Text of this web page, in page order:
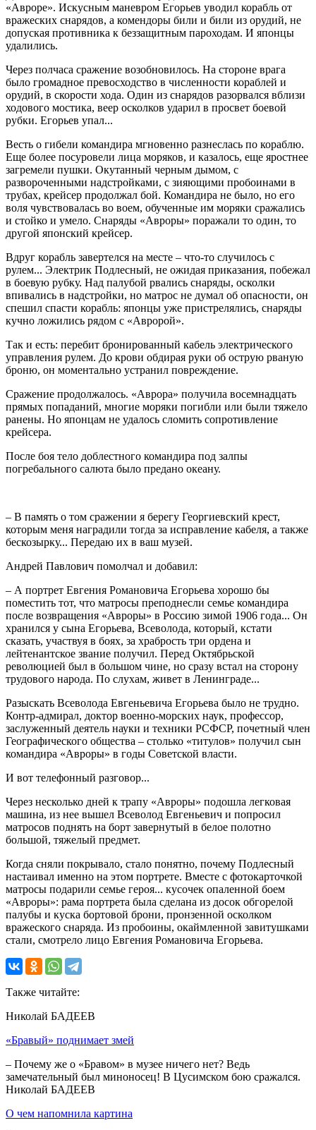
«Авроре». Искусным маневром Егорьев уводил корабль от
вражеских снарядов, а комендоры били и били из орудий, не
допуская противника к беззащитным пароходам. И японцы
удалились.
Через полчаса сражение возобновилось. На стороне врага
было громадное превосходство в численности кораблей и
орудий, в скорости хода. Один из снарядов разорвался вблизи
ходового мостика, веер осколков ударил в просвет боевой
рубки. Егорьев упал...
Весть о гибели командира мгновенно разнеслась по кораблю.
Еще более посуровели лица моряков, и казалось, еще яростнее
загремели пушки. Окутанный черным дымом, с
развороченными надстройками, с зияющими пробоинами в
трубах, крейсер продолжал бой. Командира не было, но его
воля чувствовалась во воем, обученные им моряки сражались
и стойко и умело. Снаряды «Авроры» поражали то один, то
другой японский крейсер.
Вдруг корабль завертелся на месте – что-то случилось с
рулем... Электрик Подлесный, не ожидая приказания, побежал
в боевую рубку. Над палубой рвались снаряды, осколки
впивались в надстройки, но матрос не думал об опасности, он
спешил спасти корабль: японцы уже пристрелялись, снаряды
кучно ложились рядом с «Авророй».
Так и есть: перебит бронированный кабель электрического
управления рулем. До крови обдирая руки об острую рваную
броню, он моментально устранил повреждение.
Сражение продолжалось. «Аврора» получила восемнадцать
прямых попаданий, многие моряки погибли или были тяжело
ранены. Но японцам не удалось сломить сопротивление
крейсера.
После боя тело доблестного командира под залпы
погребального салюта было предано океану.
– В память о том сражении я берегу Георгиевский крест,
которым меня наградили тогда за исправление кабеля, а также
бескозырку... Передаю их в ваш музей.
Андрей Павлович помолчал и добавил:
– А портрет Евгения Романовича Егорьева хорошо бы
поместить тот, что матросы преподнесли семье командира
после возвращения «Авроры» в Россию зимой 1906 года... Он
хранился у сына Егорьева, Всеволода, который, кстати
сказать, участвуя в боях, за храбрость три ордена и
лейтенантское звание получил. Перед Октябрьской
революцией был в большом чине, но сразу встал на сторону
трудового народа. По слухам, живет в Ленинграде...
Разыскать Всеволода Евгеньевича Егорьева было не трудно.
Контр-адмирал, доктор военно-морских наук, профессор,
заслуженный деятель науки и техники РСФСР, почетный член
Географического общества – столько «титулов» получил сын
командира «Авроры» в годы Советской власти.
И вот телефонный разговор...
Через несколько дней к трапу «Авроры» подошла легковая
машина, из нее вышел Всеволод Евгеньевич и попросил
матросов поднять на борт завернутый в белое полотно
большой, тяжелый предмет.
Когда сняли покрывало, стало понятно, почему Подлесный
настаивал именно на этом портрете. Вместе с фотокарточкой
матросы подарили семье героя... кусочек опаленной боем
«Авроры»: рама портрета была сделана из досок обгорелой
палубы и куска бортовой брони, пронзенной осколком
вражеского снаряда. Из пробоины, окаймленной завитушками
стали, смотрело лицо Евгения Романовича Егорьева.
Также читайте:
Николай БАДЕЕВ
«Бравый» поднимает змей
– Почему же о «Бравом» в музее ничего нет? Ведь
замечательный был миноносец! В Цусимском бою сражался.
Николай БАДЕЕВ
О чем напомнила картина